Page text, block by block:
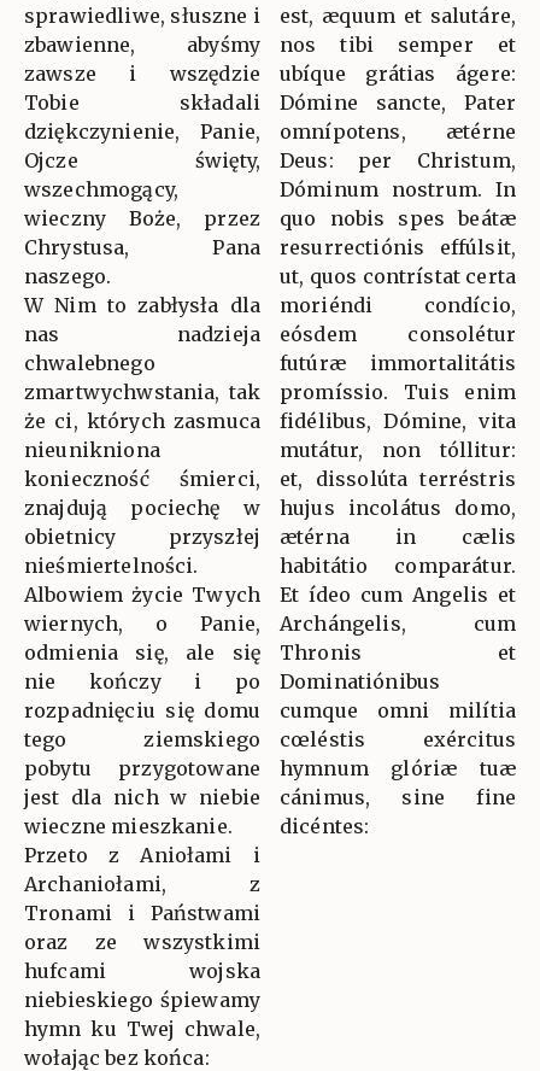
sprawiedliwe, słuszne i
zbawienne, abyśmy
zawsze i wszędzie
Tobie składali
dziękczynienie, Panie,
Ojcze święty,
wszechmogący,
wieczny Boże, przez
Chrystusa, Pana
naszego.
W Nim to zabłysła dla
nas nadzieja
chwalebnego
zmartwychwstania, tak
że ci, których zasmuca
nieunikniona
konieczność śmierci,
znajdują pociechę w
obietnicy przyszłej
nieśmiertelności.
Albowiem życie Twych
wiernych, o Panie,
odmienia się, ale się
nie kończy i po
rozpadnięciu się domu
tego ziemskiego
pobytu przygotowane
jest dla nich w niebie
wieczne mieszkanie.
Przeto z Aniołami i
Archaniołami, z
Tronami i Państwami
oraz ze wszystkimi
hufcami wojska
niebieskiego śpiewamy
hymn ku Twej chwale,
wołając bez końca:
est, æquum et salutáre,
nos tibi semper et
ubíque grátias ágere:
Dómine sancte, Pater
omnípotens, ætérne
Deus: per Christum,
Dóminum nostrum. In
quo nobis spes beátæ
resurrectiónis effúlsit,
ut, quos contrístat certa
moriéndi condício,
eósdem consolétur
futúræ immortalitátis
promíssio. Tuis enim
fidélibus, Dómine, vita
mutátur, non tóllitur:
et, dissolúta terréstris
hujus incolátus domo,
ætérna in cælis
habitátio comparátur.
Et ídeo cum Angelis et
Archángelis, cum
Thronis et
Dominatiónibus
cumque omni milítia
cœléstis exércitus
hymnum glóriæ tuæ
cánimus, sine fine
dicéntes: